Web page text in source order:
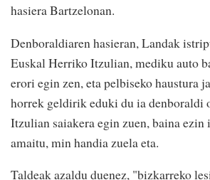
hasiera Bartzelonan.
Denboraldiaren hasieran, Landak
Euskal Herriko Itzulian, mediku auto
erori egin zen, eta pelbiseko haustura
horrek geldirik eduki du ia denboraldi
Itzulian saiakera egin zuen, baina ezin
amaitu, min handia zuela eta.
Taldeak azaldu duenez, "bizkarreko